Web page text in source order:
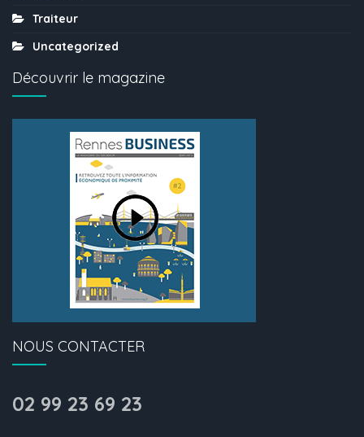
Traiteur
Uncategorized
Découvrir le magazine
NOUS CONTACTER
02 99 23 69 23